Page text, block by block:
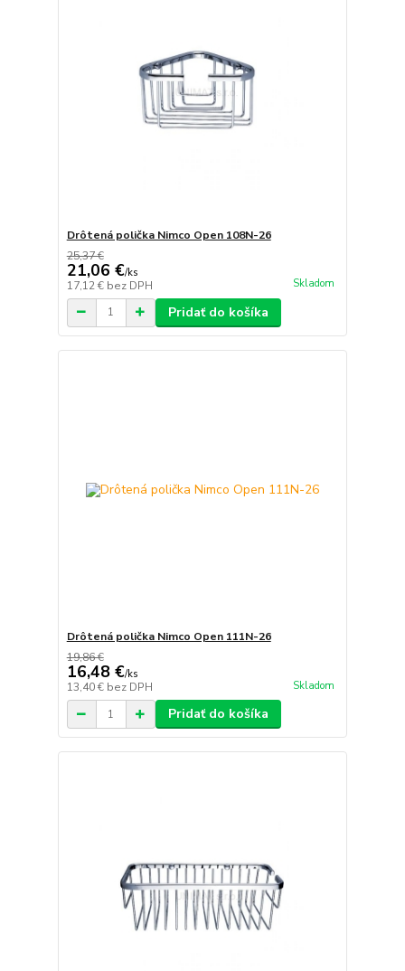
Drôtená polička Nimco Open 108N-26
25,37 €
21,06 €/ks
17,12 € bez DPH Skladom
Pridať do košíka
Drôtená polička Nimco Open 111N-26
19,86 €
16,48 €/ks
13,40 € bez DPH Skladom
Pridať do košíka